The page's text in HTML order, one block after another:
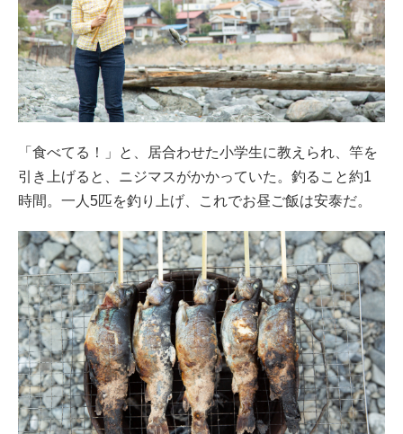
「食べてる！」と、居合わせた小学生に教えられ、竿を
引き上げると、ニジマスがかかっていた。釣ること約1
時間。一人5匹を釣り上げ、これでお昼ご飯は安泰だ。